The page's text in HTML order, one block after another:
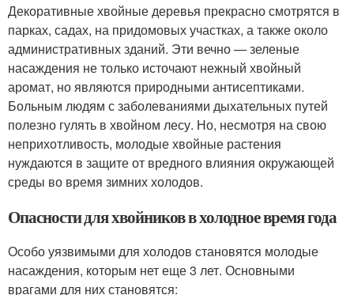
Декоративные хвойные деревья прекрасно смотрятся в
парках, садах, на придомовых участках, а также около
административных зданий. Эти вечно — зеленые
насаждения не только источают нежный хвойный
аромат, но являются природными антисептиками.
Больным людям с заболеваниями дыхательных путей
полезно гулять в хвойном лесу. Но, несмотря на свою
неприхотливость, молодые хвойные растения
нуждаются в защите от вредного влияния окружающей
среды во время зимних холодов.
Опасности для хвойников в холодное время года
Особо уязвимыми для холодов становятся молодые
насаждения, которым нет еще 3 лет. Основными
врагами для них становятся: